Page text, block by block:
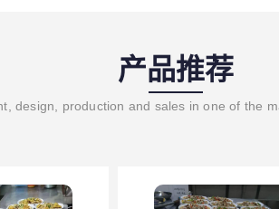
产品推荐
design, production and sales in one of the